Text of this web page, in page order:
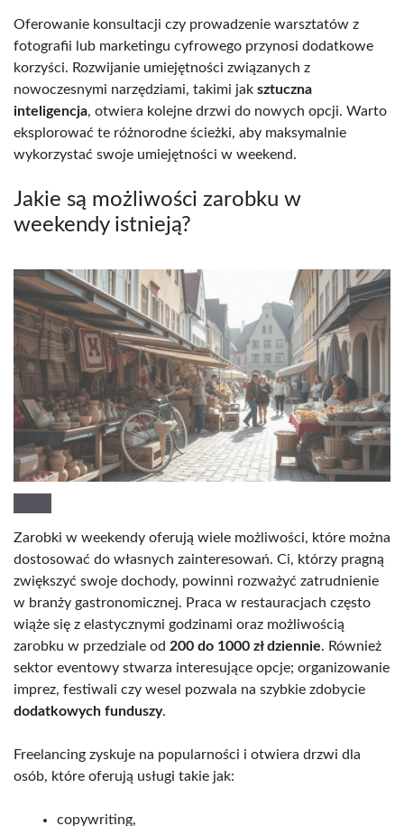
Oferowanie konsultacji czy prowadzenie warsztatów z
fotografii lub marketingu cyfrowego przynosi dodatkowe
korzyści. Rozwijanie umiejętności związanych z
nowoczesnymi narzędziami, takimi jak sztuczna
inteligencja, otwiera kolejne drzwi do nowych opcji. Warto
eksplorować te różnorodne ścieżki, aby maksymalnie
wykorzystać swoje umiejętności w weekend.
Jakie są możliwości zarobku w
weekendy istnieją?
Zarobki w weekendy oferują wiele możliwości, które można
dostosować do własnych zainteresowań. Ci, którzy pragną
zwiększyć swoje dochody, powinni rozważyć zatrudnienie
w branży gastronomicznej. Praca w restauracjach często
wiąże się z elastycznymi godzinami oraz możliwością
zarobku w przedziale od 200 do 1000 zł dziennie. Również
sektor eventowy stwarza interesujące opcje; organizowanie
imprez, festiwali czy wesel pozwala na szybkie zdobycie
dodatkowych funduszy.
Freelancing zyskuje na popularności i otwiera drzwi dla
osób, które oferują usługi takie jak:
copywriting,